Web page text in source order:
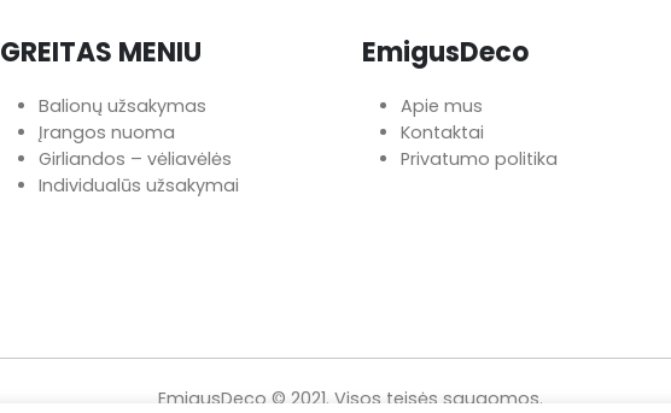
GREITAS MENIU
Balionų užsakymas
Įrangos nuoma
Girliandos – vėliavėlės
Individualūs užsakymai
EmigusDeco
Apie mus
Kontaktai
Privatumo politika
EmigusDeco © 2021. Visos teisės saugomos.